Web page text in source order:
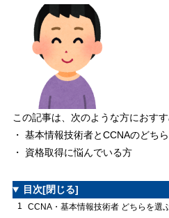
この記事は、次のような方におすす
・ 基本情報技術者とCCNAのどち
・ 資格取得に悩んでいる方
目次[閉じる]
1 CCNA・基本情報技術者 どちらを選